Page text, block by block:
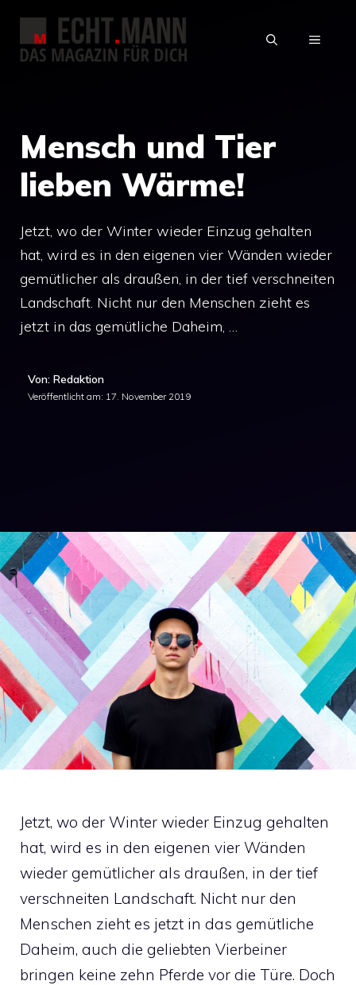
Inhalt
springen
MENÜ
Mensch und Tier
lieben Wärme!
Jetzt, wo der Winter wieder Einzug gehalten
hat, wird es in den eigenen vier Wänden wieder
gemütlicher als draußen, in der tief verschneiten
Landschaft. Nicht nur den Menschen zieht es
jetzt in das gemütliche Daheim, …
Von: Redaktion
Veröffentlicht am: 17. November 2019
Jetzt, wo der Winter wieder Einzug gehalten
hat, wird es in den eigenen vier Wänden
wieder gemütlicher als draußen, in der tief
verschneiten Landschaft. Nicht nur den
Menschen zieht es jetzt in das gemütliche
Daheim, auch die geliebten Vierbeiner
bringen keine zehn Pferde vor die Türe. Doch